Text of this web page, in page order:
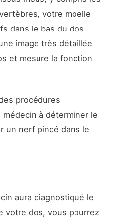
votre moelle
dans le bas du dos.
image très détaillée
et mesure la fonction
procédures
médecin à déterminer le
un nerf pincé dans le
aura diagnostiqué le
votre dos, vous pourrez